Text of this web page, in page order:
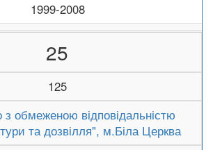
1999-2008
25
125
з обмеженою відповідальністю
та дозвілля", м.Біла Церква